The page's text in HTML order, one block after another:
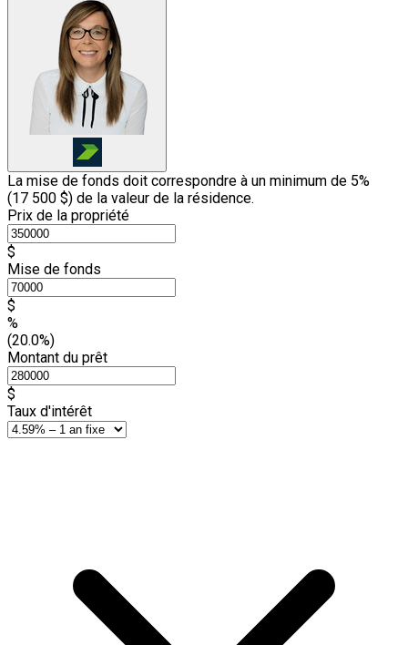
La mise de fonds doit correspondre à un minimum de 5%
(17 500 $) de la valeur de la résidence.
Prix de la propriété
$
Mise de fonds
$
%
(20.0%)
Montant du prêt
$
Taux d'intérêt